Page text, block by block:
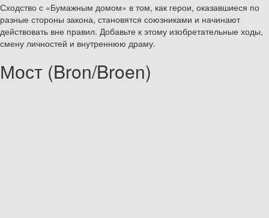
Сходство с «Бумажным домом» в том, как герои, оказавшиеся по
разные стороны закона, становятся союзниками и начинают
действовать вне правил. Добавьте к этому изобретательные ходы,
смену личностей и внутреннюю драму.
Мост (Bron/Broen)